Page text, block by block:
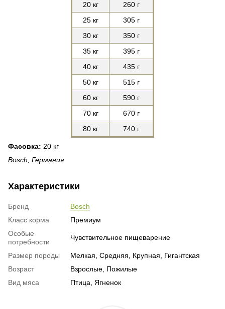
20 кг
260 г
25 кг
305 г
30 кг
350 г
35 кг
395 г
40 кг
435 г
50 кг
515 г
60 кг
590 г
70 кг
670 г
80 кг
740 г
Фасовка: 20 кг
Bosch, Германия
Характеристики
Бренд
Bosch
Класс корма
Премиум
Особые
потребности
Чувствительное пищеварение
Размер породы
Мелкая, Средняя, Крупная, Гигантская
Возраст
Взрослые, Пожилые
Вид мяса
Птица, Ягненок